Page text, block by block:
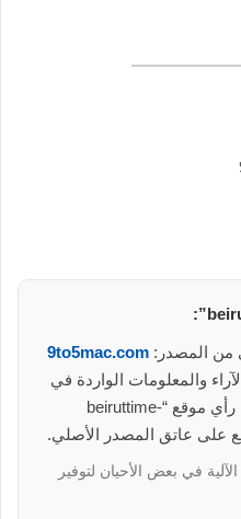
من المصدر: 9to5mac.com
والمعلومات الواردة في
هذا المقال لا تعبر بالضرورة عن رأي موقع “beiruttime-
في بعض الأحيان لتوفير